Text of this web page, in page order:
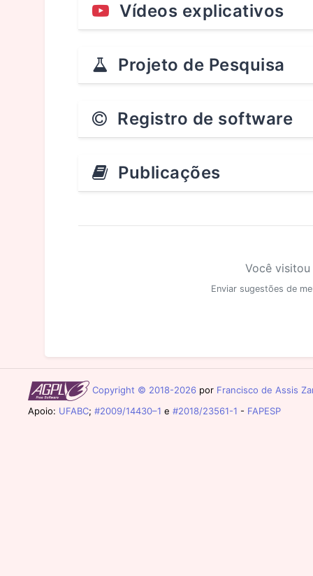
Vídeos explicativos
Projeto de Pesquisa
Registro de software
Publicações
Você
Enviar sugestões de
Copyright © 2018-2026 por Francisco de Assis
Apoio: UFABC; #2009/14430–1 e #2018/23561-1 - FAPESP